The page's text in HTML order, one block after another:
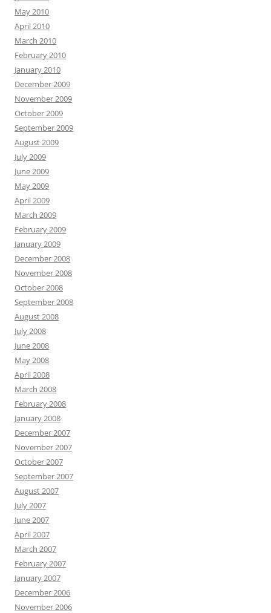
May 2010
April 2010
March 2010
February 2010
January 2010
December 2009
November 2009
October 2009
September 2009
August 2009
July 2009
June 2009
May 2009
April 2009
March 2009
February 2009
January 2009
December 2008
November 2008
October 2008
September 2008
August 2008
July 2008
June 2008
May 2008
April 2008
March 2008
February 2008
January 2008
December 2007
November 2007
October 2007
September 2007
August 2007
July 2007
June 2007
April 2007
March 2007
February 2007
January 2007
December 2006
November 2006